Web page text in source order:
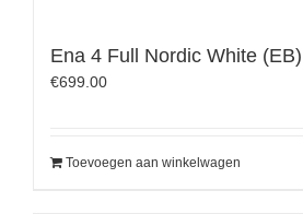
Ena 4 Full Nordic White (EB)
€699.00
Toevoegen aan winkelwagen